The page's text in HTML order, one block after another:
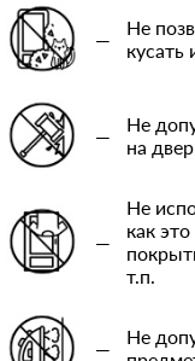
—
Не
кусать
—
Не
на
—
Не
как
т.п.
—
Не